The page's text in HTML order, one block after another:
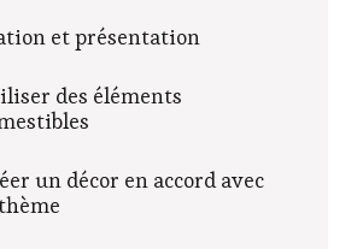
et présentation
des éléments
un décor en accord avec